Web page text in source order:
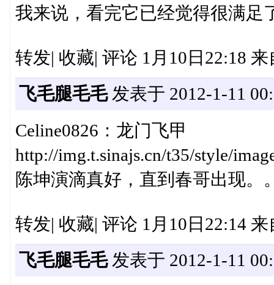
我来说，看完它已经觉得很满
转发| 收藏| 评论 1月10日22:18
飞毛腿毛毛发表于 2012-1-11
Celine0826：龙门飞甲
http://img.t.sinajs.cn/t35/style/
陈坤演滴真好，直到春哥出现。
转发| 收藏| 评论 1月10日22:14 来
飞毛腿毛毛发表于 2012-1-11